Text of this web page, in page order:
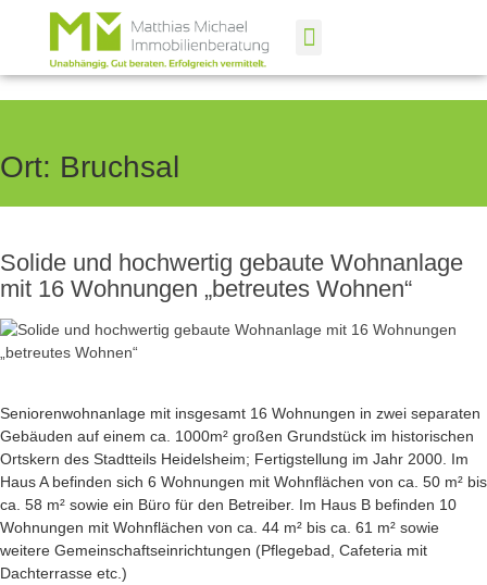
Ort: Bruchsal
Solide und hochwertig gebaute Wohnanlage
mit 16 Wohnungen „betreutes Wohnen“
Seniorenwohnanlage mit insgesamt 16 Wohnungen in zwei separaten
Gebäuden auf einem ca. 1000m² großen Grundstück im historischen
Ortskern des Stadtteils Heidelsheim; Fertigstellung im Jahr 2000. Im
Haus A befinden sich 6 Wohnungen mit Wohnflächen von ca. 50 m² bis
ca. 58 m² sowie ein Büro für den Betreiber. Im Haus B befinden 10
Wohnungen mit Wohnflächen von ca. 44 m² bis ca. 61 m² sowie
weitere Gemeinschaftseinrichtungen (Pflegebad, Cafeteria mit
Dachterrasse etc.)